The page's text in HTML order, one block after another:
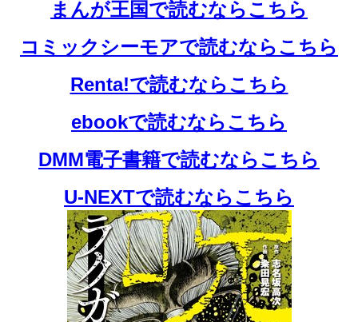
まんが王国で読むならこちら
コミックシーモアで読むならこちら
Renta!で読むならこちら
ebookで読むならこちら
DMM電子書籍で読むならこちら
U-NEXTで読むならこちら